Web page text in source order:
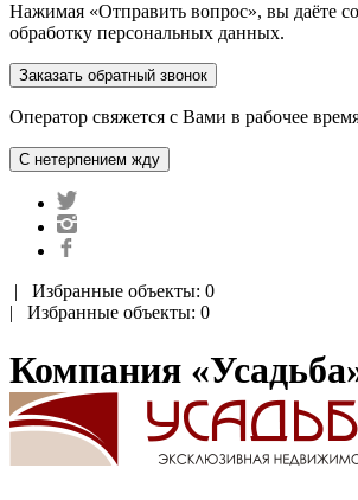
Нажимая «Отправить вопрос», вы даёте
обработку персональных данных.
Оператор свяжется с Вами в рабочее
| Избранные объекты: 0
| Избранные объекты: 0
Компания